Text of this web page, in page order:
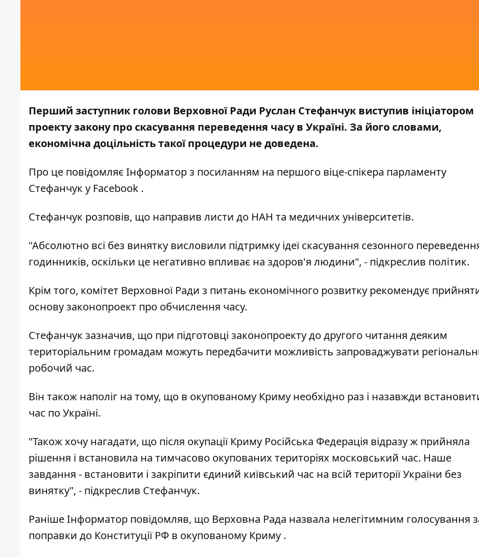
Перший заступник голови Верховної Ради Руслан Стефанчук виступив ініціатором
проекту закону про скасування переведення часу в Україні. За його словами,
економічна доцільність такої процедури не доведена.
Про це повідомляє Інформаторз посиланням на першого віце-спікера парламенту
Стефанчук у Facebook .
Стефанчук розповів, що направив листи до НАН та медичних університетів.
"Абсолютно всі без винятку висловили підтримку ідеї скасування сезонного
годинників, оскільки це негативно впливає на здоров'я людини", - підкреслив політик.
Крім того, комітет Верховної Ради з питань економічного розвитку рекомендує
основу законопроект про обчислення часу.
Стефанчук зазначив, що при підготовці законопроекту до другого читання деяким
територіальним громадам можуть передбачити можливість запроваджувати
робочий час.
Він також наполіг на тому, що в окупованому Криму необхідно раз і назавжди
час по Україні.
"Також хочу нагадати, що після окупації Криму Російська Федерація відразу ж прийняла
рішення і встановила на тимчасово окупованих територіях московський час. Наше
завдання - встановити і закріпити єдиний київський час на всій території України без
винятку", - підкреслив Стефанчук.
РанішеІнформатор повідомляв, що Верховна Рада назвала нелегітимним голосування
поправки до Конституції РФ в окупованому Криму .